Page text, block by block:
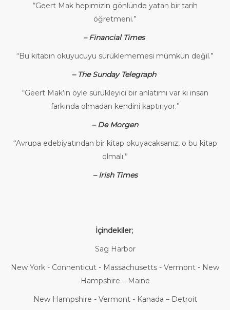
“Geert Mak hepimizin gönlünde yatan bir tarih
öğretmeni.”
– Financial Times
“Bu kitabın okuyucuyu sürüklememesi mümkün değil.”
– The Sunday Telegraph
“Geert Mak’ın öyle sürükleyici bir anlatımı var ki insan
farkında olmadan kendini kaptırıyor.”
– De Morgen
“Avrupa edebiyatından bir kitap okuyacaksanız, o bu kitap
olmalı.”
– Irish Times
İçindekiler;
Sag Harbor
New York - Connenticut - Massachusetts - Vermont - New
Hampshire – Maine
New Hampshire - Vermont - Kanada – Detroit